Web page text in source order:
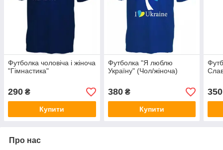
Футболка чоловіча і жіноча
"Гімнастика"
290 ₴
Купити
Футболка "Я люблю
Україну" (Чол/жіноча)
380₴
Купити
350
Про нас